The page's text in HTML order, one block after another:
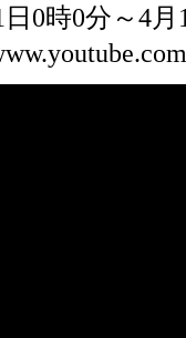
0時0分～4月